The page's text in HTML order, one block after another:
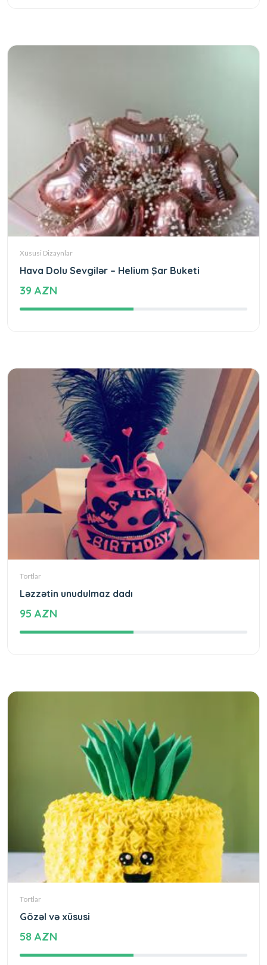
Xüsusi Dizaynlar
Hava Dolu Sevgilər – Helium Şar Buketi
39 AZN
Tortlar
Ləzzətin unudulmaz dadı
95 AZN
Tortlar
Gözəl və xüsusi
58 AZN